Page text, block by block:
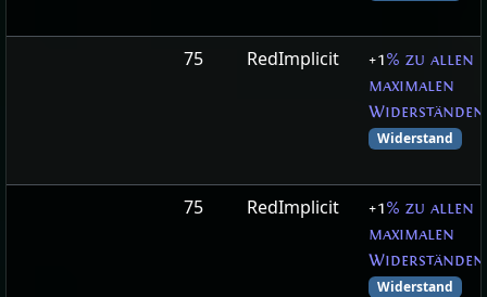
75 RedImplicit +1% zu allen
maximalen
Widerständen
Widerstand
75 RedImplicit +1% zu allen
maximalen
Widerständen
Widerstand